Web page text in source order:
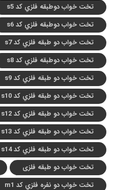
تخت خواب دوطبقه فلزي کد s5
تخت خواب دوطبقه فلزي کد s6
تخت خواب دو طبقه فلزي کد s7
تخت خواب دوطبقه فلزي کد s8
تخت خواب دو طبقه فلزي کد s9
تخت خواب دو طبقه فلزي کد s10
تخت خواب دو طبقه فلزي کد s12
تخت خواب دو طبقه فلزي کد s13
تخت خواب دو طبقه فلزي کد s14
تخت خواب دو طبقه فلزی
تخت خواب دو نفره فلزي کد m1